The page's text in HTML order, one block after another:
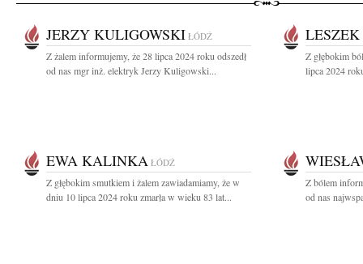
JERZY KULIGOWSKI ŁÓDŹ
Z żalem informujemy, że 28 lipca 2024 roku odszedł
od nas mgr inż. elektryk Jerzy Kuligowski...
Z głębokim
lipca 2024
EWA KALINKA ŁÓDŹ
Z głębokim smutkiem i żalem zawiadamiamy, że w
dniu 10 lipca 2024 roku zmarła w wieku 83 lat...
Z bólem
od nas